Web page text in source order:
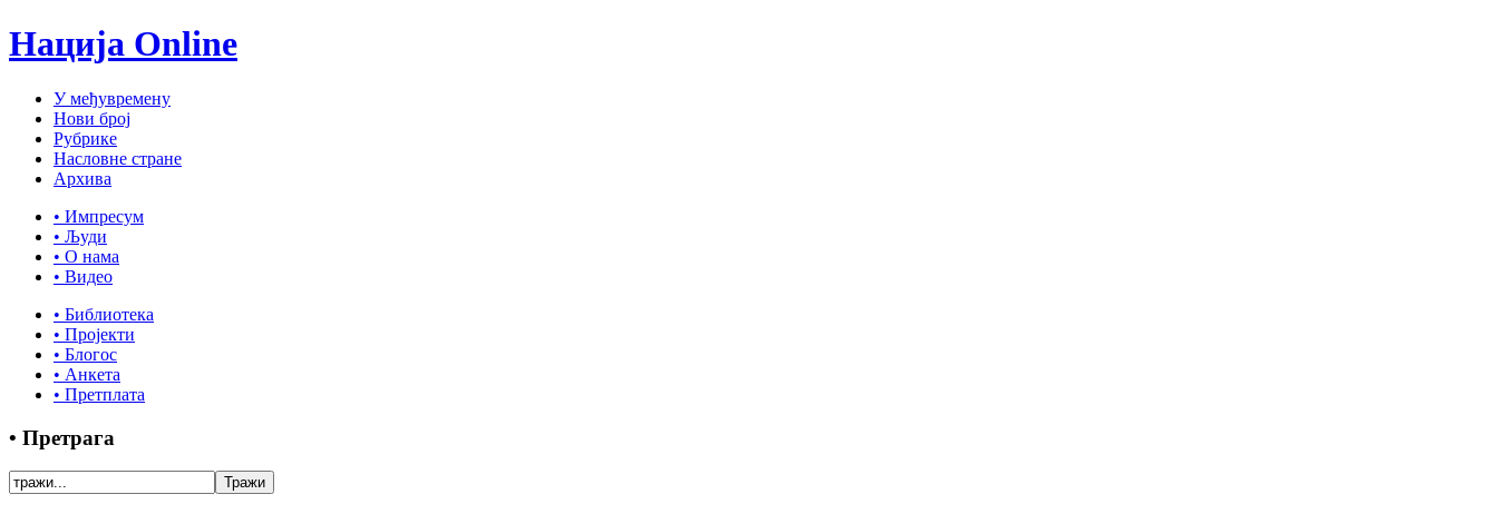
Нација Online
У међувремену
Нови број
Рубрике
Насловне стране
Архива
• Импресум
• Људи
• О нама
• Видео
• Библиотека
• Пројекти
• Блогос
• Анкета
• Претплата
• Претрага